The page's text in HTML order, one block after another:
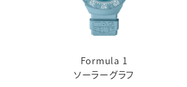
Formula 1
ソーラーグラフ